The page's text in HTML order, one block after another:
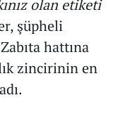
olan etiketi
şüpheli
hattına
zincirinin en